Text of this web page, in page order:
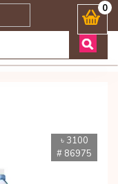
( Whatsapp ) 0
৳ 3100
# 86975